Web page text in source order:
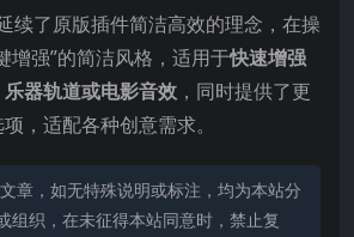
续了原版插件简洁高效的理念，在操
增强”的简洁风格，适用于快速增强
器轨道或电影音效 ，同时提供了更
，适配各种创意需求。
章，如无特殊说明或标注，均为本站分
组织，在未征得本站同意时，禁止复